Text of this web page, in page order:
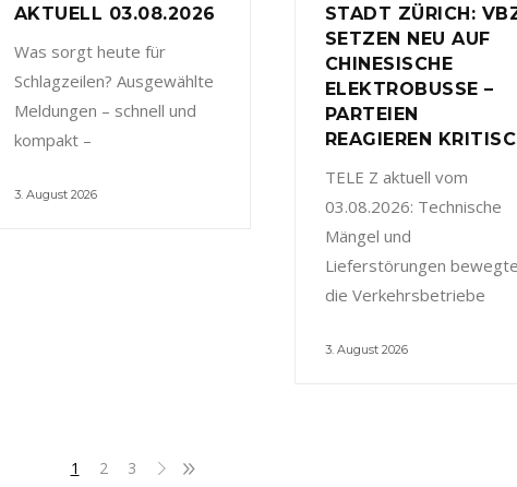
AKTUELL 03.08.2026
Was sorgt heute für
Schlagzeilen? Ausgewählte
Meldungen – schnell und
kompakt –
3. August 2026
STADT ZÜRICH:
SETZEN NEU AUF
CHINESISCHE
ELEKTROBUSSE –
PARTEIEN
REAGIEREN
TELE Z aktuell vom
03.08.2026: Technische
Mängel und
Lieferstörungen
die Verkehrsbetriebe
3. August 2026
1 2 3